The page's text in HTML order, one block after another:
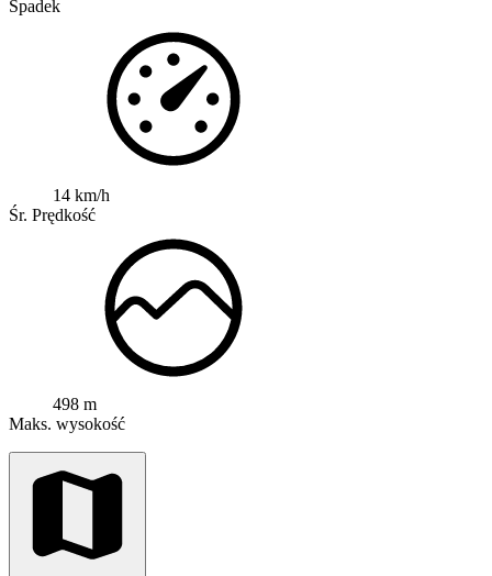
Spadek
14 km/h
Śr. Prędkość
498 m
Maks. wysokość